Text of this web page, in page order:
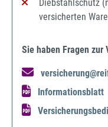
Diebstahlschutz
versicherten
Sie haben Fragen zur
Informationsblatt